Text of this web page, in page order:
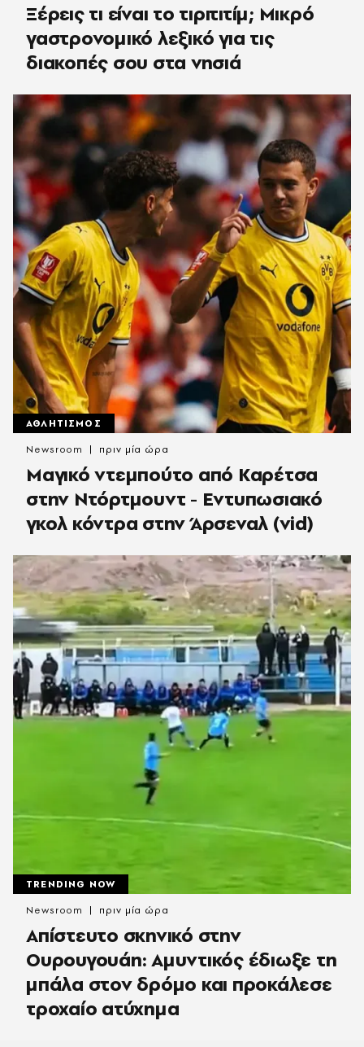
Ξέρεις τι είναι το τιριτιτίμ; Μικρό
γαστρονομικό λεξικό για τις
διακοπές σου στα νησιά
ΑΘΛΗΤΙΣΜΟΣ
Μαγικό ντεμπούτο από Καρέτσα
στην Ντόρτμουντ - Εντυπωσιακό
γκολ κόντρα στην Άρσεναλ (vid)
Newsroom πριν μία ώρα
TRENDING NOW
Απίστευτο σκηνικό στην
Ουρουγουάη: Αμυντικός έδιωξε τη
μπάλα στον δρόμο και προκάλεσε
τροχαίο ατύχημα
Newsroom πριν μία ώρα